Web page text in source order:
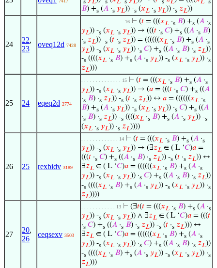
s 𝐿 s 𝐿 s 𝐿 s 𝐿 𝐿 s
𝐵) +s (𝐴 ·s 𝑦𝐿)) -s (𝑥𝐿 ·s 𝑦𝐿)) ·s 𝑧𝐿))
24
22,
23
oveq12d 7428
. . . . . . . . . . . . . . . 16 ⊢ (𝑡 = (((𝑥𝐿 ·s 𝐵) +s (𝐴 ·s
𝑦𝐿)) -s (𝑥𝐿 ·s 𝑦𝐿)) → (((𝑡 ·s 𝐶) +s ((𝐴 ·s 𝐵)
·s 𝑧𝐿)) -s (𝑡 ·s 𝑧𝐿)) = ((((((𝑥𝐿 ·s 𝐵) +s (𝐴 ·s
𝑦𝐿)) -s (𝑥𝐿 ·s 𝑦𝐿)) ·s 𝐶) +s ((𝐴 ·s 𝐵) ·s 𝑧𝐿))
-s ((((𝑥𝐿 ·s 𝐵) +s (𝐴 ·s 𝑦𝐿)) -s (𝑥𝐿 ·s 𝑦𝐿)) ·s
𝑧𝐿)))
25 24 eqeq2d 2774
. . . . . . . . . . . . . . 15 ⊢ (𝑡 = (((𝑥𝐿 ·s 𝐵) +s (𝐴 ·s
𝑦𝐿)) -s (𝑥𝐿 ·s 𝑦𝐿)) → (𝑎 = (((𝑡 ·s 𝐶) +s ((𝐴
·s 𝐵) ·s 𝑧𝐿)) -s (𝑡 ·s 𝑧𝐿)) ↔ 𝑎 = ((((((𝑥𝐿 ·s
𝐵) +s (𝐴 ·s 𝑦𝐿)) -s (𝑥𝐿 ·s 𝑦𝐿)) ·s 𝐶) +s ((𝐴
·s 𝐵) ·s 𝑧𝐿)) -s ((((𝑥𝐿 ·s 𝐵) +s (𝐴 ·s 𝑦𝐿)) -s
(𝑥𝐿 ·s 𝑦𝐿)) ·s 𝑧𝐿))))
26 25 rexbidv 3189
. . . . . . . . . . . . . 14 ⊢ (𝑡 = (((𝑥𝐿 ·s 𝐵) +s (𝐴 ·s
𝑦𝐿)) -s (𝑥𝐿 ·s 𝑦𝐿)) → (∃𝑧𝐿 ∈ ( L ‘𝐶)𝑎 =
(((𝑡 ·s 𝐶) +s ((𝐴 ·s 𝐵) ·s 𝑧𝐿)) -s (𝑡 ·s 𝑧𝐿)) ↔
∃𝑧𝐿 ∈ ( L ‘𝐶)𝑎 = ((((((𝑥𝐿 ·s 𝐵) +s (𝐴 ·s
𝑦𝐿)) -s (𝑥𝐿 ·s 𝑦𝐿)) ·s 𝐶) +s ((𝐴 ·s 𝐵) ·s 𝑧𝐿))
-s ((((𝑥𝐿 ·s 𝐵) +s (𝐴 ·s 𝑦𝐿)) -s (𝑥𝐿 ·s 𝑦𝐿)) ·s
𝑧𝐿))))
27
20,
26
ceqsexv 3503
. . . . . . . . . . . . 13 ⊢ (∃𝑡(𝑡 = (((𝑥𝐿 ·s 𝐵) +s (𝐴 ·s
𝑦𝐿)) -s (𝑥𝐿 ·s 𝑦𝐿)) ∧ ∃𝑧𝐿 ∈ ( L ‘𝐶)𝑎 = (((𝑡
·s 𝐶) +s ((𝐴 ·s 𝐵) ·s 𝑧𝐿)) -s (𝑡 ·s 𝑧𝐿))) ↔
∃𝑧𝐿 ∈ ( L ‘𝐶)𝑎 = ((((((𝑥𝐿 ·s 𝐵) +s (𝐴 ·s
𝑦𝐿)) -s (𝑥𝐿 ·s 𝑦𝐿)) ·s 𝐶) +s ((𝐴 ·s 𝐵) ·s 𝑧𝐿))
-s ((((𝑥𝐿 ·s 𝐵) +s (𝐴 ·s 𝑦𝐿)) -s (𝑥𝐿 ·s 𝑦𝐿)) ·s
𝑧𝐿)))